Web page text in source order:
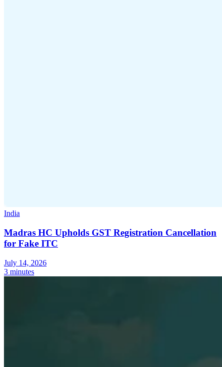
India
Madras HC Upholds GST Registration Cancellation
for Fake ITC
July 14, 2026
3 minutes